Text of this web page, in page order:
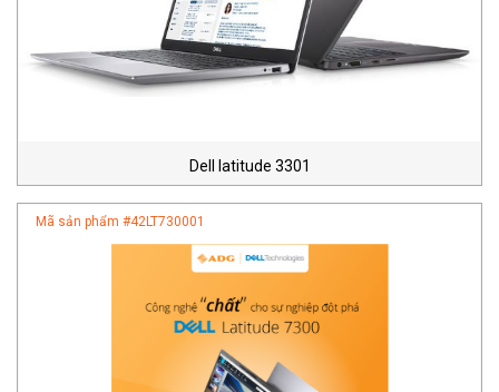
Dell latitude 3301
Mã sản phẩm #42LT730001